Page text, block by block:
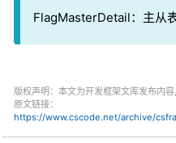
FlagMasterDetail：主从
版权声明：本文为开发框架文库发布内
原文链接：
https://www.cscode.net/archive/